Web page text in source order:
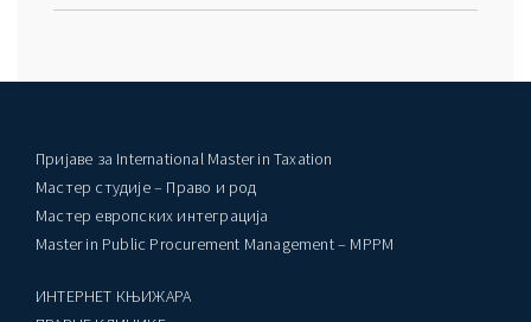
Пријаве за International Master in Taxation
Мастер студије – Право и род
Мастер европских интеграција
Master in Public Procurement Management – MPPM
ИНТЕРНЕТ КЊИЖАРА